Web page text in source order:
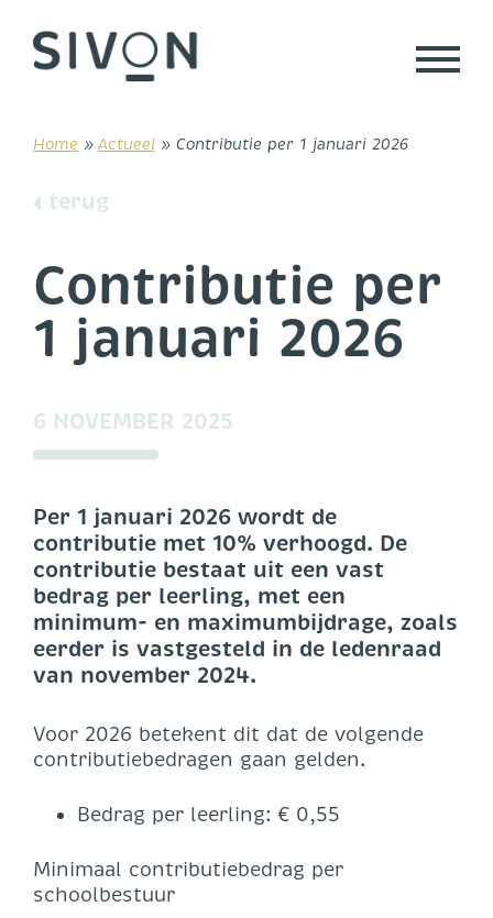
content
Home » Actueel » Contributie per 1 januari 2026
terug
Contributie per
1 januari 2026
6 NOVEMBER 2025
Per 1 januari 2026 wordt de
contributie met 10% verhoogd. De
contributie bestaat uit een vast
bedrag per leerling, met een
minimum- en maximumbijdrage, zoals
eerder is vastgesteld in de ledenraad
van november 2024.
Voor 2026 betekent dit dat de volgende
contributiebedragen gaan gelden.
Bedrag per leerling: € 0,55
Minimaal contributiebedrag per
schoolbestuur